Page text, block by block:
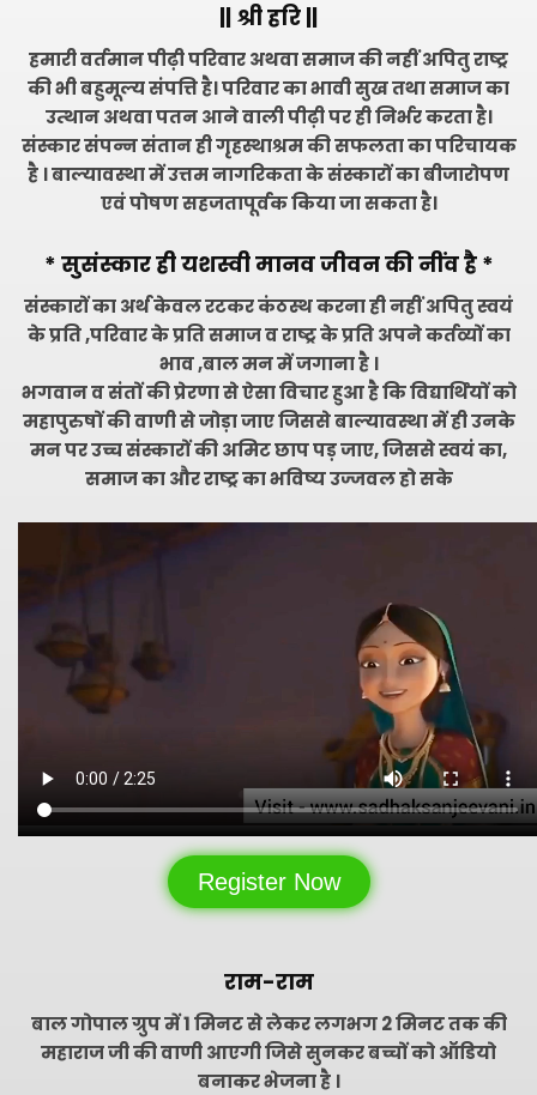
|| श्री हरि ||
हमारी वर्तमान पीढ़ी परिवार अथवा समाज की नहीं अपितु राष्ट्र
की भी बहुमूल्य संपत्ति है। परिवार का भावी सुख तथा समाज का
उत्थान अथवा पतन आने वाली पीढ़ी पर ही निर्भर करता है।
संस्कार संपन्न संतान ही गृहस्थाश्रम की सफलता का परिचायक
है । बाल्यावस्था में उत्तम नागरिकता के संस्कारों का बीजारोपण
एवं पोषण सहजतापूर्वक किया जा सकता है।
* सुसंस्कार ही यशस्वी मानव जीवन की नींव है *
संस्कारों का अर्थ केवल रटकर कंठस्थ करना ही नहीं अपितु स्वयं
के प्रति ,परिवार के प्रति समाज व राष्ट्र के प्रति अपने कर्तव्यों का
भाव ,बाल मन में जगाना है ।
भगवान व संतों की प्रेरणा से ऐसा विचार हुआ है कि विद्यार्थियों को
महापुरुषों की वाणी से जोड़ा जाए जिससे बाल्यावस्था में ही उनके
मन पर उच्च संस्कारों की अमिट छाप पड़ जाए, जिससे स्वयं का,
समाज का और राष्ट्र का भविष्य उज्जवल हो सके
Register Now
राम-राम
बाल गोपाल ग्रुप में 1 मिनट से लेकर लगभग 2 मिनट तक की
महाराज जी की वाणी आएगी जिसे सुनकर बच्चों को ऑडियो
बनाकर भेजना है ।